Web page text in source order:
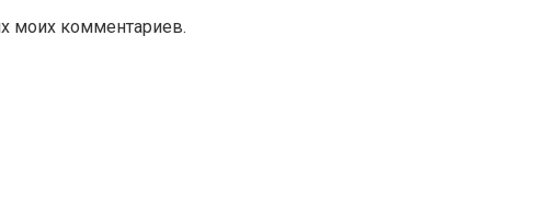
моих комментариев.